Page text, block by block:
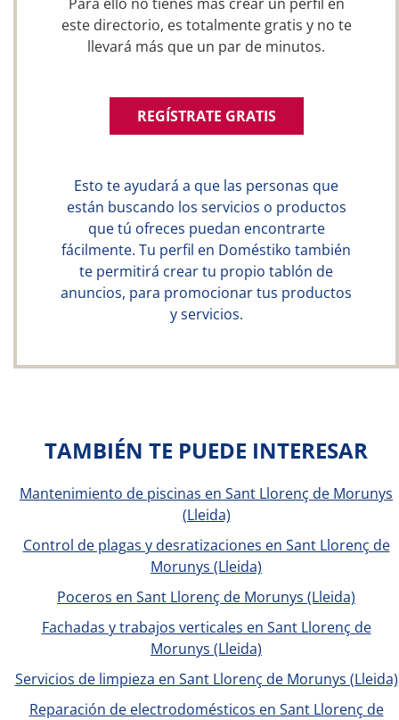
este directorio, es totalmente gratis y no te
llevará más que un par de minutos.
REGÍSTRATE GRATIS
Esto te ayudará a que las personas que
están buscando los servicios o productos
que tú ofreces puedan encontrarte
fácilmente. Tu perfil en Doméstiko también
te permitirá crear tu propio tablón de
anuncios, para promocionar tus productos
y servicios.
TAMBIÉN TE PUEDE INTERESAR
Mantenimiento de piscinas en Sant Llorenç de Morunys
(Lleida)
Control de plagas y desratizaciones en Sant Llorenç de
Morunys (Lleida)
Poceros en Sant Llorenç de Morunys (Lleida)
Fachadas y trabajos verticales en Sant Llorenç de
Morunys (Lleida)
Servicios de limpieza en Sant Llorenç de Morunys (Lleida)
Reparación de electrodomésticos en Sant Llorenç de